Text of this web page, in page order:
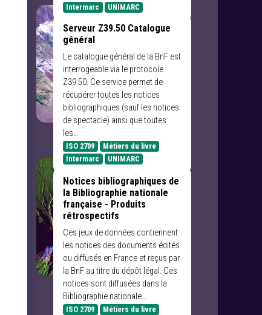
Intermarc
UNIMARC
Serveur Z39.50 Catalogue
général
Le catalogue général de la BnF est
interrogeable via le protocole
Z39.50. Ce service permet de
récupérer toutes les notices
bibliographiques (sauf les notices
de spectacle) ainsi que toutes
les…
ISO 2709
Métiers du livre
Intermarc
UNIMARC
Notices bibliographiques de
la Bibliographie nationale
française - Produits
rétrospectifs
Ces jeux de données contiennent
les notices des documents édités
ou diffusés en France et reçus par
la BnF au titre du dépôt légal. Ces
notices sont diffusées dans la
Bibliographie nationale…
ISO 2709
Métiers du livre